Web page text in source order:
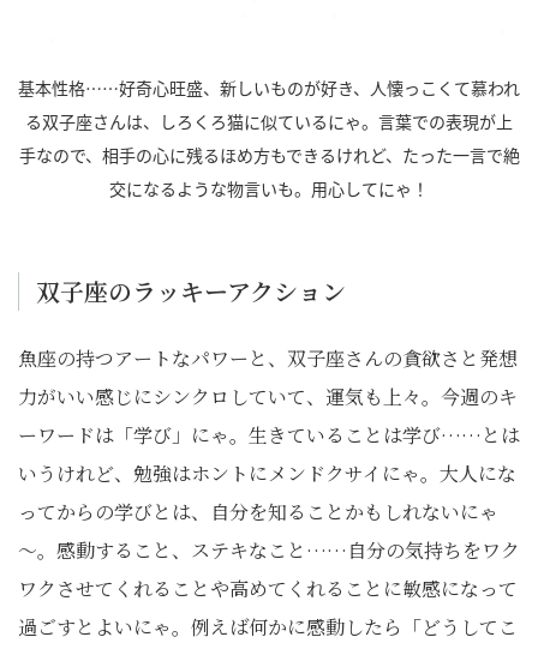
基本性格……好奇心旺盛、新しいものが好き、人懐っこくて慕われ
る双子座さんは、しろくろ猫に似ているにゃ。言葉での表現が上
手なので、相手の心に残るほめ方もできるけれど、たった一言で絶
交になるような物言いも。用心してにゃ！
双子座のラッキーアクション
魚座の持つアートなパワーと、双子座さんの貪欲さと発想
力がいい感じにシンクロしていて、運気も上々。今週のキ
ーワードは「学び」にゃ。生きていることは学び……とは
いうけれど、勉強はホントにメンドクサイにゃ。大人にな
ってからの学びとは、自分を知ることかもしれないにゃ
～。感動すること、ステキなこと……自分の気持ちをワク
ワクさせてくれることや高めてくれることに敏感になって
過ごすとよいにゃ。例えば何かに感動したら「どうしてこ